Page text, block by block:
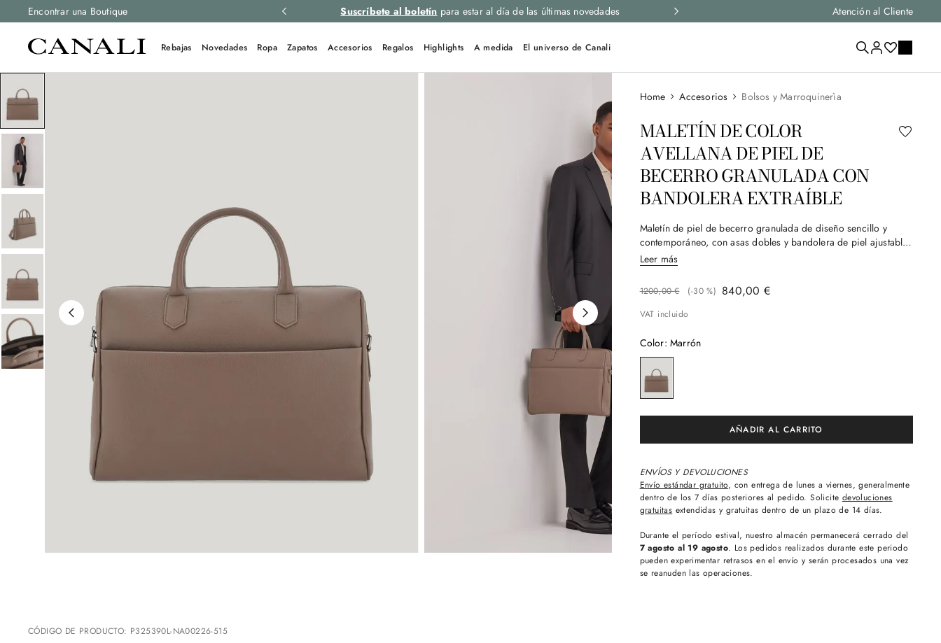
Encontrar una Boutique
gratis en todos los pedidos. Suscríbete al boletín para estar al día de las últimas novedades Envío exprés y devoluciones gratis en todos los
Atención al Cliente
Rebajas Novedades Ropa Zapatos Accesorios Regalos Highlights A medida El universo de Canali
Accesorios Bolsos y Marroquinerìa
MALETÍN DE COLOR
AVELLANA DE PIEL DE
BECERRO GRANULADA CON
BANDOLERA EXTRAÍBLE
Maletín de piel de becerro granulada de diseño sencillo y
contemporáneo, con asas dobles y bandolera de piel ajustable
y extraíble. El interior organizado con bolsillos multifuncionales
y la trabilla trasera para trolley la hacen ideal para los viajes
diarios, combinando elegancia formal y practicidad en cada
detalle.
Leer más
1200,00 € (-30 %) 840,00 €
VAT incluido
Color: Marrón
ENVÍOS Y DEVOLUCIONES
Envío estándar gratuito, con entrega de lunes a viernes, generalmente
dentro de los 7 días posteriores al pedido. Solicite devoluciones
gratuitas extendidas y gratuitas dentro de un plazo de 14 días.
Durante el período estival, nuestro almacén permanecerá cerrado del
7 agosto al 19 agosto. Los pedidos realizados durante este periodo
pueden experimentar retrasos en el envío y serán procesados una vez
se reanuden las operaciones.
CÓDIGO DE PRODUCTO: P325390L-NA00226-515